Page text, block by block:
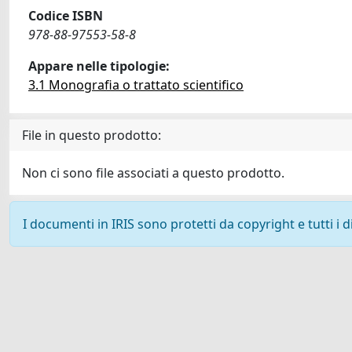
Codice ISBN
978-88-97553-58-8
Appare nelle tipologie:
3.1 Monografia o trattato scientifico
File in questo prodotto:
Non ci sono file associati a questo prodotto.
I documenti in IRIS sono protetti da copyright e tutti i